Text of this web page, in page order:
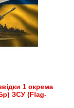
1 окрема
ЗСУ (Flag-